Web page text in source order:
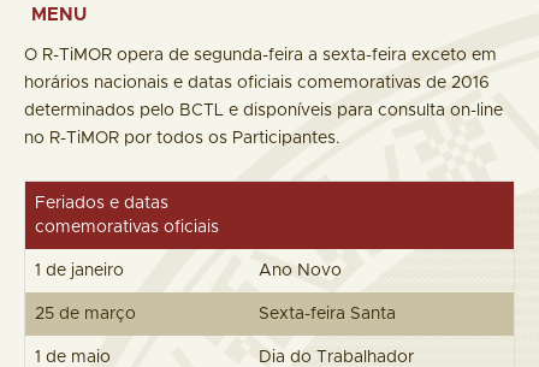
MENU
O R-TiMOR opera de segunda-feira a sexta-feira exceto em
horários nacionais e datas oficiais comemorativas de 2016
determinados pelo BCTL e disponíveis para consulta on-line
no R-TiMOR por todos os Participantes.
Feriados e datas
comemorativas oficiais
1 de janeiro Ano Novo
25 de março Sexta-feira Santa
1 de maio Dia do Trabalhador